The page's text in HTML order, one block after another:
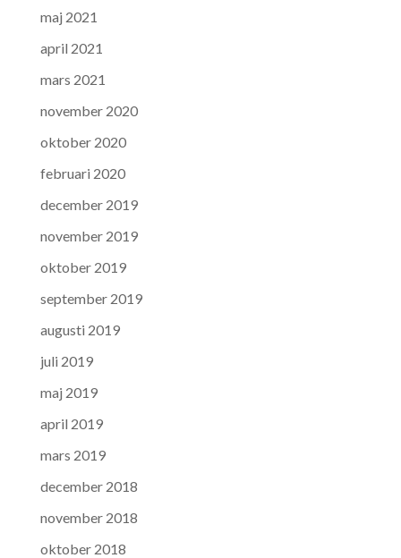
maj 2021
april 2021
mars 2021
november 2020
oktober 2020
februari 2020
december 2019
november 2019
oktober 2019
september 2019
augusti 2019
juli 2019
maj 2019
april 2019
mars 2019
december 2018
november 2018
oktober 2018